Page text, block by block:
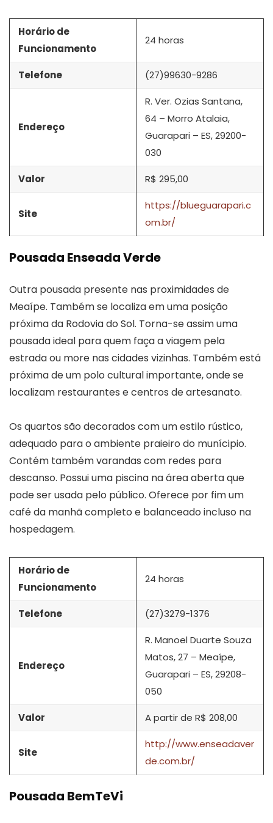
Horário de
Funcionamento
24 horas
Telefone (27)99630-9286
Endereço
R. Ver. Ozias Santana,
64 – Morro Atalaia,
Guarapari – ES, 29200-
030
Valor R$ 295,00
Site
https://blueguarapari.c
om.br/
Pousada Enseada Verde
Outra pousada presente nas proximidades de
Meaípe. Também se localiza em uma posição
próxima da Rodovia do Sol. Torna-se assim uma
pousada ideal para quem faça a viagem pela
estrada ou more nas cidades vizinhas. Também está
próxima de um polo cultural importante, onde se
localizam restaurantes e centros de artesanato.
Os quartos são decorados com um estilo rústico,
adequado para o ambiente praieiro do munícipio.
Contém também varandas com redes para
descanso. Possui uma piscina na área aberta que
pode ser usada pelo público. Oferece por fim um
café da manhã completo e balanceado incluso na
hospedagem.
Horário de
Funcionamento
24 horas
Telefone (27)3279-1376
Endereço
R. Manoel Duarte Souza
Matos, 27 – Meaípe,
Guarapari – ES, 29208-
050
Valor A partir de R$ 208,00
Site
http://www.enseadaver
de.com.br/
Pousada BemTeVi